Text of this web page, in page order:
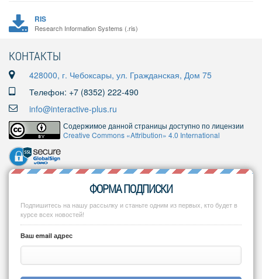
RIS
Research Information Systems (.ris)
КОНТАКТЫ
428000, г. Чебоксары, ул. Гражданская, Дом 75
Телефон: +7 (8352) 222-490
info@interactive-plus.ru
Содержимое данной страницы доступно по лицензии
Creative Commons «Attribution» 4.0 International
ФОРМА ПОДПИСКИ
Подпишитесь на нашу рассылку и станьте одним из первых, кто будет в
курсе всех новостей!
Ваш email адрес